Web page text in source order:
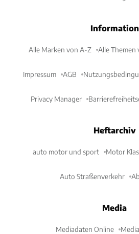
Information
Alle Marken von A-Z Alle Themen
Impressum AGB
Privacy Manager
Heftarchiv
auto motor und sport Motor
Auto Straßenverkehr
Media
Mediadaten Online